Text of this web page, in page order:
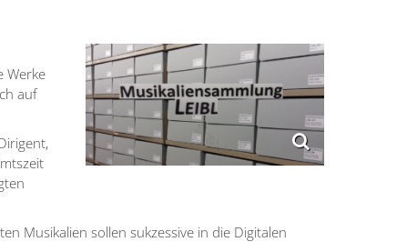
Werke
auf
Musikalien sollen sukzessive in die Digitalen